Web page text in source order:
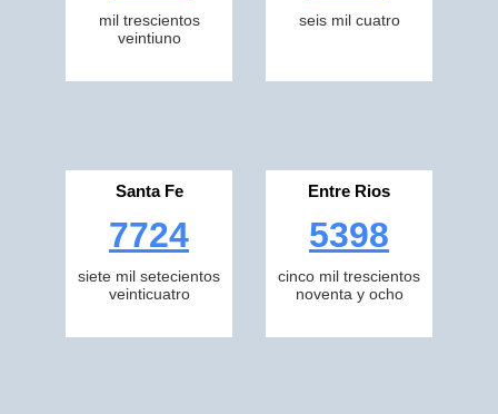
mil trescientos
veintiuno
seis mil cuatro
Santa Fe
7724
siete mil setecientos
veinticuatro
Entre Rios
5398
cinco mil trescientos
noventa y ocho